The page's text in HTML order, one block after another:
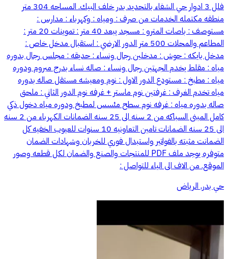
فلل 3 ادوار حي الشفاء بالتحديد بدر خلف البيك. المساحه 304 متر
منطقه مكتمله الخدمات من صرف : ومياه : وكهرباء : مدارس :
مستوصف : باصات المترو : مسجد يبعد 40 متر : تموينات 20 متر :
المطاعم والمحلات 500 متر الدور الارضي : استقبال مدخل خاص :
مدخل بايكه : حوش : مدخلين رجال ونساء : حديقه : مجلس رجال بدوره
مياه : مقلط يخدم الجهتين رجال ونساء : صاله نساء بدرج مبروم ودوره
مياه : مطبخ : مستودع الدور الاول : نوم ومعيشه مستقل صاله بدوره
مياه تخدم الغرف : غرفتين نوم ماستر + غرفه نوم الدور الثاني : ملحق
صاله بدوره مياه : غرفه نوم سطح مئسس لمطبخ ودوره مياه دخول ذكي
كامل المبنى السباكه من 2 سنه الى 25 سنه الضمانات الكهرباء من 2 سنه
الى 25 سنه الضمانات تامين التعاونيه 10 سنوات للعيوب الخفيه كل
الضمانت مثبته بالفواتير واستبدال فوري للخربان وشهادات الضمان
متوفره يوجد ملف PDF للمنتجات والصنع والضمان لكل قطعه وصور
الموقع. من الاف الى الياء للتواصل :
حي بدر, الرياض